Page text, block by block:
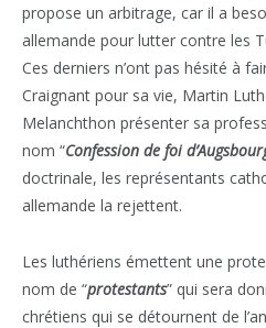
propose un arbitrage, car il a
allemande pour lutter contre les
Ces derniers n’ont pas hésité à
Craignant pour sa vie, Martin
Melanchthon présenter sa
nom “Confession de foi
doctrinale, les représentants
allemande la rejettent.
Les luthériens émettent une
nom de “protestants” qui sera
chrétiens qui se détournent de